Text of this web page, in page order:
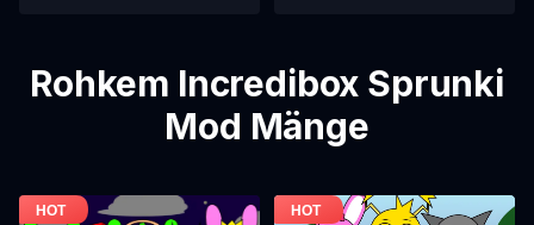
Rohkem Incredibox Sprunki
Mod Mänge